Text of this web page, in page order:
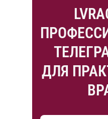
ДЛЯ